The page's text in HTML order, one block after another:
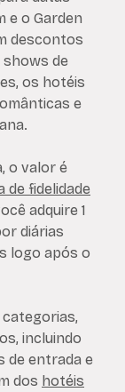
e o Garden
descontos
shows de
os hotéis
e
o valor é
de fidelidade
adquire 1
diárias
logo após o
incluindo
de entrada e
dos hotéis